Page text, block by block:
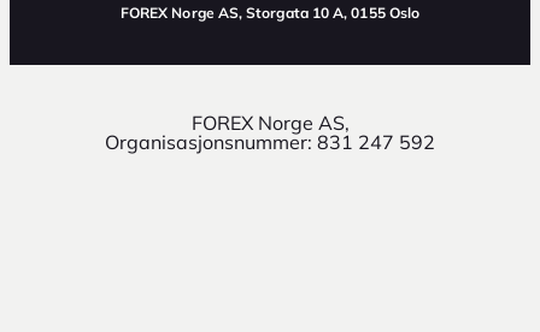
FOREX Norge AS, Storgata 10 A, 0155 Oslo
FOREX Norge AS,
Organisasjonsnummer: 831 247 592